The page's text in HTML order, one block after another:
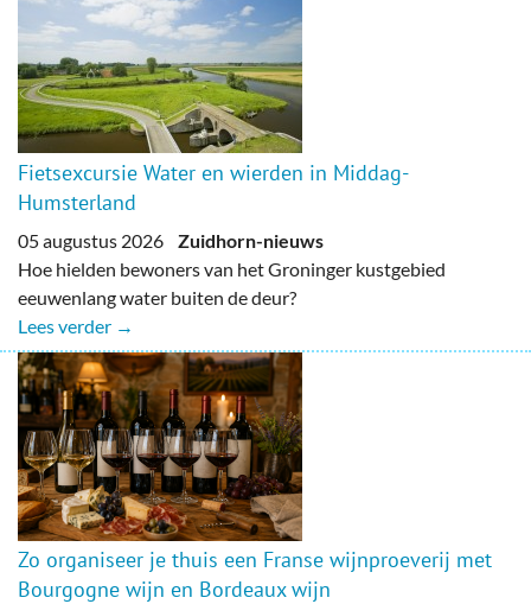
Fietsexcursie Water en wierden in Middag-
Humsterland
05 augustus 2026 Zuidhorn-nieuws
Hoe hielden bewoners van het Groninger kustgebied
eeuwenlang water buiten de deur?
Lees verder →
Zo organiseer je thuis een Franse wijnproeverij met
Bourgogne wijn en Bordeaux wijn